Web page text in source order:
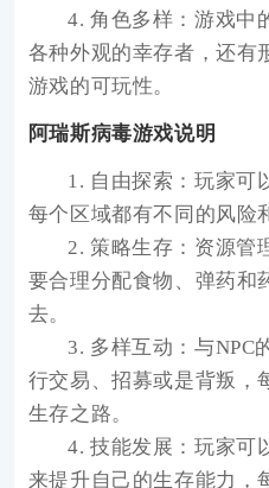
4. 角色多样：游戏中
各种外观的幸存者，还有
游戏的可玩性。
阿瑞斯病毒游戏说明
1. 自由探索：玩家可
每个区域都有不同的风险
2. 策略生存：资源管
要合理分配食物、弹药和
去。
3. 多样互动：与NPC
行交易、招募或是背叛，
生存之路。
4. 技能发展：玩家可
来提升自己的生存能力，